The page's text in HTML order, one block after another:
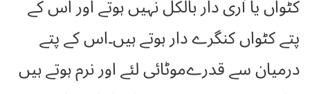
کٹواں یا آری دار بالکل نہیں ہوتے اور اس کے
پتے کٹواں کنگرے دار ہوتے ہیں۔اس کے پتے
درمیان سے قدرےموٹائی لئے اور نرم ہوتے ہیں